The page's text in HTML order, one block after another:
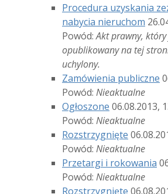
Procedura uzyskania
nabycia nieruchom
Powód:Akt prawny,
opublikowany na tej
uchylony.
Zamówienia publiczne
Powód: Nieaktualne
Ogłoszone 06.08.2013,
Powód: Nieaktualne
Rozstrzygnięte
Powód: Nieaktualne
Przetargi i rokowania
Powód: Nieaktualne
Rozstrzygnięte